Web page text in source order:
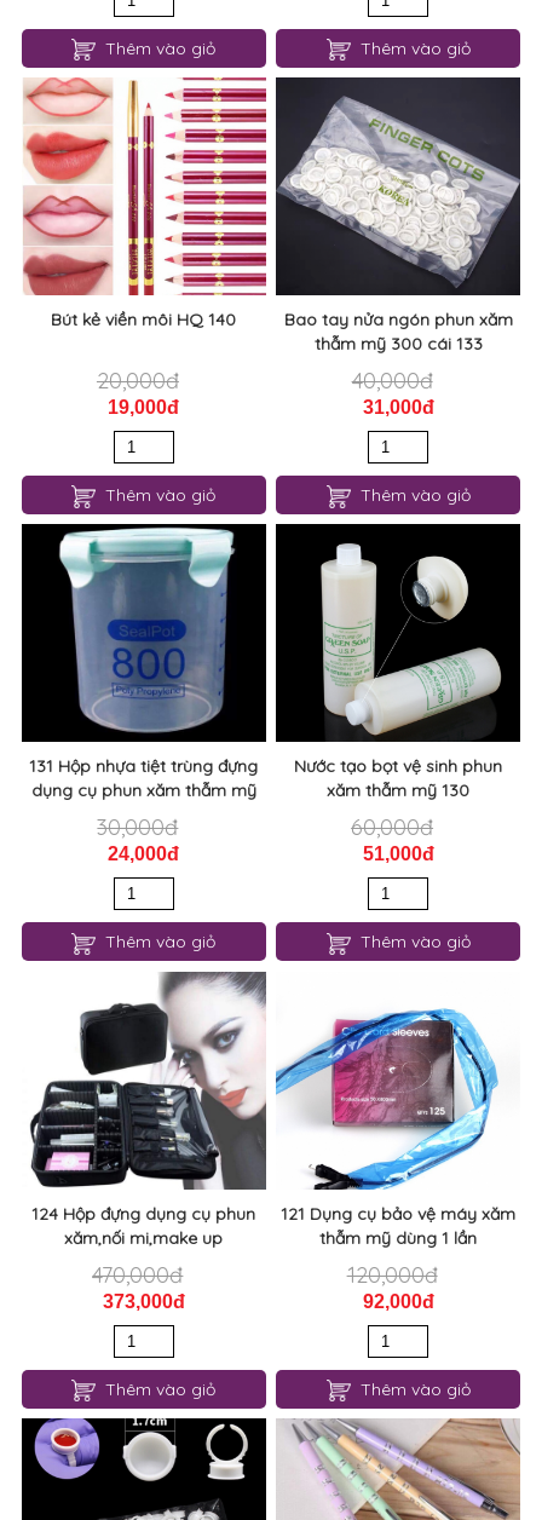
Thêm vào giỏ Thêm vào giỏ
Bút kẻ viền môi HQ 140
20,000đ
19,000đ
Thêm vào giỏ
Bao tay nửa ngón phun xăm
thẫm mỹ 300 cái 133
40,000đ
31,000đ
Thêm vào giỏ
131 Hộp nhựa tiệt trùng đựng
dụng cụ phun xăm thẫm mỹ
30,000đ
24,000đ
Thêm vào giỏ
Nước tạo bọt vệ sinh phun
xăm thẫm mỹ 130
60,000đ
51,000đ
Thêm vào giỏ
124 Hộp đựng dụng cụ phun
xăm,nối mi,make up
470,000đ
373,000đ
Thêm vào giỏ
121 Dụng cụ bảo vệ máy xăm
thẫm mỹ dùng 1 lần
120,000đ
92,000đ
Thêm vào giỏ